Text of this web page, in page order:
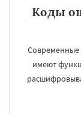
Коды
Современные
имеют